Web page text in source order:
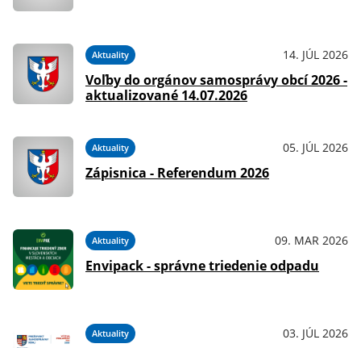
Aktuality 14. JÚL 2026
Voľby do orgánov samosprávy obcí 2026 -
aktualizované 14.07.2026
Aktuality 05. JÚL 2026
Zápisnica - Referendum 2026
Aktuality 09. MAR 2026
Envipack - správne triedenie odpadu
Aktuality 03. JÚL 2026